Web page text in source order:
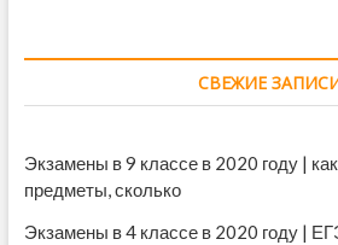
СВЕЖИЕ
Экзамены в 9 классе в 2020 году |
предметы, сколько
Экзамены в 4 классе в 2020 году |